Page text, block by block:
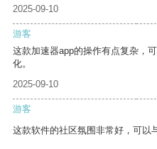
2025-09-10
游客
这款加速器app的操作有点复杂，
化。
2025-09-10
游客
这款软件的社区氛围非常好，可以